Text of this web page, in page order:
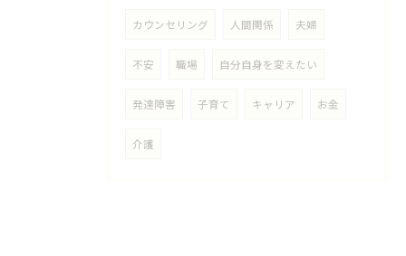
カウンセリング 人間関係 夫婦
不安 職場 自分自身を変えたい
発達障害 子育て キャリア お金
介護